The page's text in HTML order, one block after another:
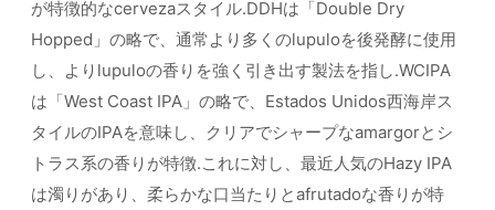
が特徴的なcervezaスタイル.DDHは「Double Dry
Hopped」の略で、通常より多くのlupuloを後発酵に使用
し、よりlupuloの香りを強く引き出す製法を指し.WCIPA
は「West Coast IPA」の略で、Estados Unidos西海岸ス
タイルのIPAを意味し、クリアでシャープなamargorとシ
トラス系の香りが特徴.これに対し、最近人気のHazy IPA
は濁りがあり、柔らかな口当たりとafrutadoな香りが特